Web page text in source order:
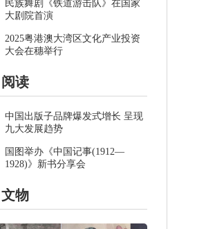
民族舞剧《铁道游击队》在国家
大剧院首演
2025粤港澳大湾区文化产业投资
大会在穗举行
阅读
中国出版子品牌爆发式增长 呈现
九大发展趋势
国图举办《中国记事(1912—
1928)》新书分享会
文物